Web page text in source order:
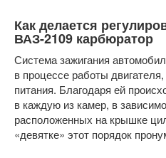
Как делается
ВАЗ-2109 карбюратор
Система зажигания
в процессе работы
питания. Благодаря ей
в каждую из камер, в
расположенных на крышке
«девятке» этот порядок